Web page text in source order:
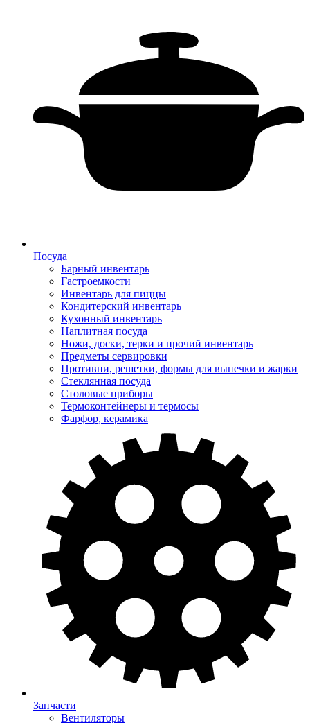
Посуда
Барный инвентарь
Гастроемкости
Инвентарь для пиццы
Кондитерский инвентарь
Кухонный инвентарь
Наплитная посуда
Ножи, доски, терки и прочий инвентарь
Предметы сервировки
Противни, решетки, формы для выпечки и жарки
Стеклянная посуда
Столовые приборы
Термоконтейнеры и термосы
Фарфор, керамика
Запчасти
Вентиляторы